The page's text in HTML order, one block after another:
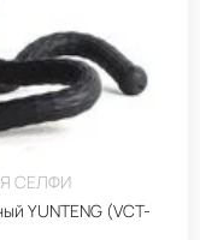
СЕЛФИ
YUNTENG (VCT-